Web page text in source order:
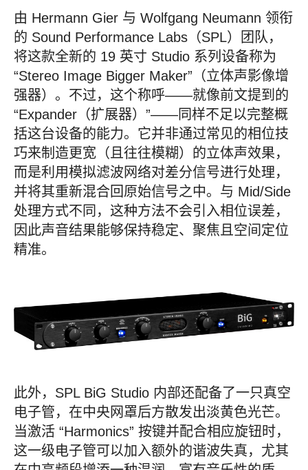
由 Hermann Gier 与 Wolfgang Neumann 领衔
的 Sound Performance Labs（SPL）团队，
将这款全新的 19 英寸 Studio 系列设备称为
“Stereo Image Bigger Maker”（立体声影像增
强器）。不过，这个称呼——就像前文提到的
“Expander（扩展器）”——同样不足以完整概
括这台设备的能力。它并非通过常见的相位技
巧来制造更宽（且往往模糊）的立体声效果，
而是利用模拟滤波网络对差分信号进行处理，
并将其重新混合回原始信号之中。与 Mid/Side
处理方式不同，这种方法不会引入相位误差，
因此声音结果能够保持稳定、聚焦且空间定位
精准。
此外，SPL BiG Studio 内部还配备了一只真空
电子管，在中央网罩后方散发出淡黄色光芒。
当激活 “Harmonics” 按键并配合相应旋钮时，
这一级电子管可以加入额外的谐波失真，尤其